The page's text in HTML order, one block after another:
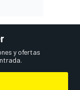
y ofertas